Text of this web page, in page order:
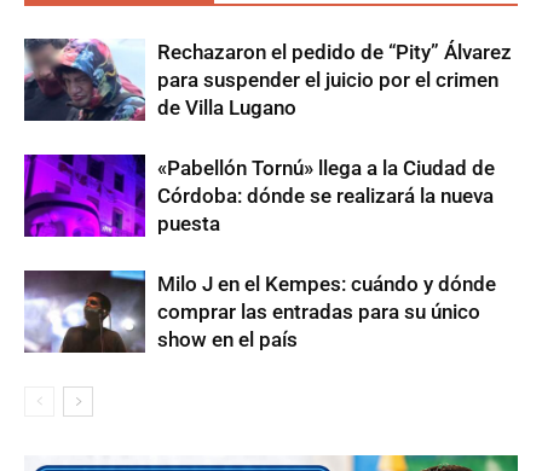
Rechazaron el pedido de “Pity” Álvarez
para suspender el juicio por el crimen
de Villa Lugano
«Pabellón Tornú» llega a la Ciudad de
Córdoba: dónde se realizará la nueva
puesta
Milo J en el Kempes: cuándo y dónde
comprar las entradas para su único
show en el país